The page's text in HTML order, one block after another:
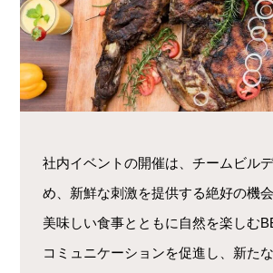
社内イベントの開催は、チームビル
め、新鮮な刺激を提供する絶好の機会
美味しい食事とともに自然を楽しむ
コミュニケーションを促進し、新た